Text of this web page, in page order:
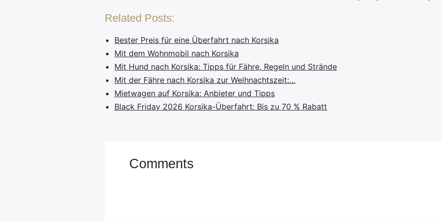
Related Posts:
Bester Preis für eine Überfahrt nach Korsika
Mit dem Wohnmobil nach Korsika
Mit Hund nach Korsika: Tipps für Fähre, Regeln und Strände
Mit der Fähre nach Korsika zur Weihnachtszeit:…
Mietwagen auf Korsika: Anbieter und Tipps
Black Friday 2026 Korsika-Überfahrt: Bis zu 70 % Rabatt
Comments